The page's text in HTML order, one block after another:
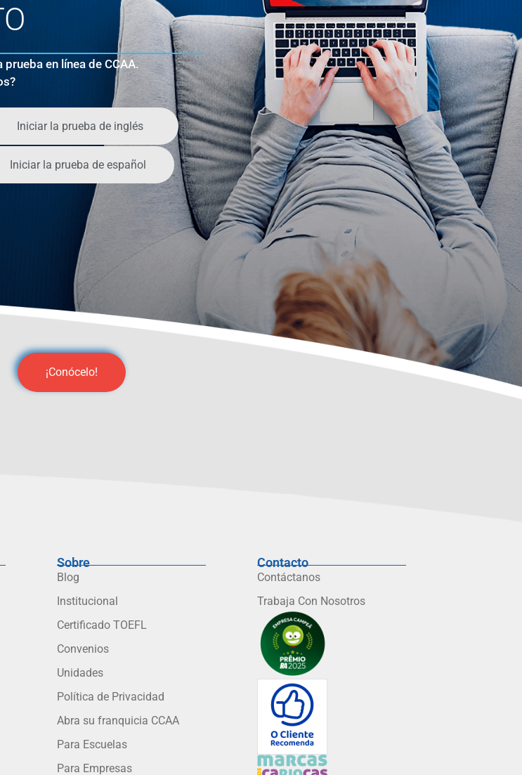
prueba en línea de CCAA.
Iniciar la prueba de inglés
Iniciar la prueba de español
¡Conócelo!
Sobre
Blog
Institucional
Certificado TOEFL
Convenios
Unidades
Política de Privacidad
Abra su franquicia CCAA
Para Escuelas
Para Empresas
Contacto
Contáctanos
Trabaja Con Nosotros